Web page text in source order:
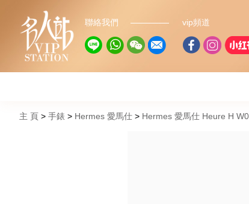
聯絡我們 vip頻道
主 頁 手錶 Hermes 愛馬仕 Hermes 愛馬仕 Heure H